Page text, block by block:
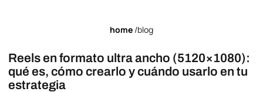
home /blog
Reels en formato ultra ancho (5120×1080):
qué es, cómo crearlo y cuándo usarlo en tu
estrategia